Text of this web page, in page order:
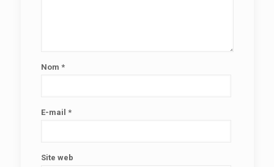
Nom *
E-mail *
Site web